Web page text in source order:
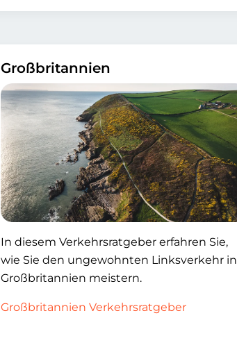
Großbritannien
In diesem Verkehrsratgeber erfahren Sie,
wie Sie den ungewohnten Linksverkehr in
Großbritannien meistern.
Großbritannien Verkehrsratgeber